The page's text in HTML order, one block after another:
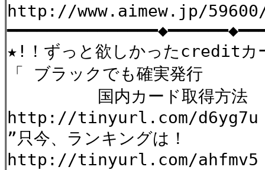
http://www.aimew.jp/
★!！ずっと欲しかったcreditカ
「 ブラックでも確実発行
国内カード取得方法 」
http://tinyurl.com/d6yg7u
”只今、ランキングは！
http://tinyurl.com/ahfmv5